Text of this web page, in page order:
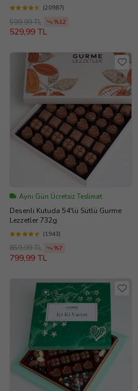
(20987)
599,99 TL %12
529,99 TL
Aynı Gün Ücretsiz Teslimat
Desenli Kutuda 54'lü Sütlü Gurme
Lezzetler 732g
(1943)
859,99 TL %7
799,99 TL